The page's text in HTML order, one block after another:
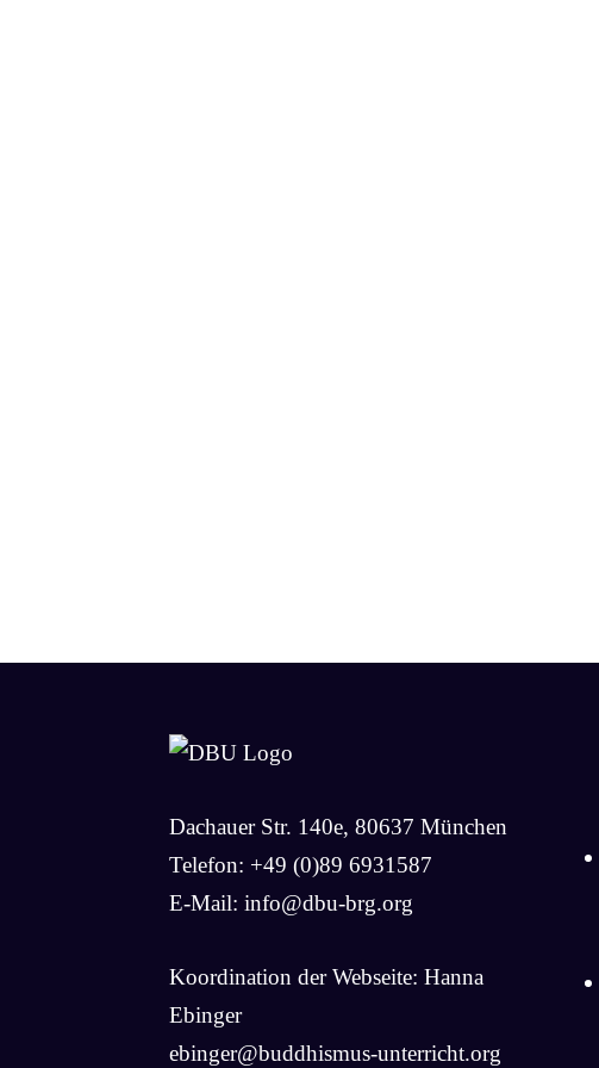
Dachauer Str. 140e, 80637 München
Telefon: +49 (0)89 6931587
E-Mail: info@dbu-brg.org
Koordination der Webseite: Hanna
Ebinger
ebinger@buddhismus-unterricht.org